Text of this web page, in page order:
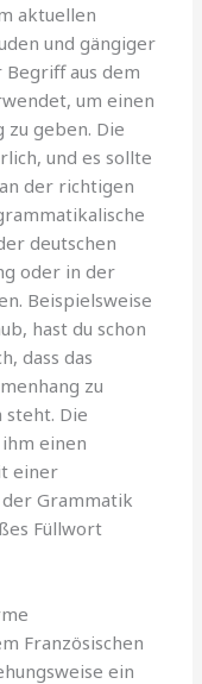
aktuellen
und gängiger
aus dem
um einen
zu geben. Die
und es sollte
der richtigen
deutschen
oder in der
Beispielsweise
hast du schon
dass das
zu
steht. Die
einen
einer
Grammatik
Füllwort
Französischen
ein